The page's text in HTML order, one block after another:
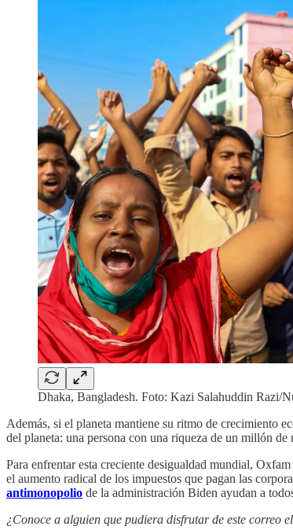
Dhaka, Bangladesh. Foto: Kazi Salahuddin Razi/
Además, si el planeta mantiene su ritmo de crecimiento
del planeta: una persona con una riqueza de un millón
Para enfrentar esta creciente desigualdad mundial,
el aumento radical de los impuestos que pagan las
antimonopolio de la administración Biden ayudan a
¿Conoce a alguien que pudiera disfrutar de este correo